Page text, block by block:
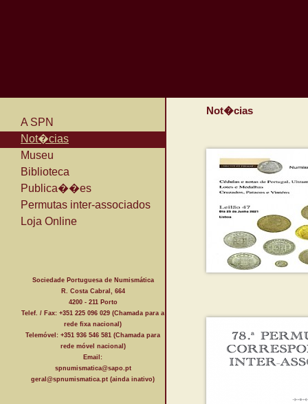
A SPN
Not�cias
Museu
Biblioteca
Publica��es
Permutas inter-associados
Loja Online
Sociedade Portuguesa de Numismática
R. Costa Cabral, 664
4200 - 211 Porto
Telef. / Fax: +351 225 096 029 (Chamada para a
rede fixa nacional)
Telemóvel: +351 936 546 581 (Chamada para
rede móvel nacional)
Email:
spnumismatica@sapo.pt
geral@spnumismatica.pt (ainda inativo)
Not�cias